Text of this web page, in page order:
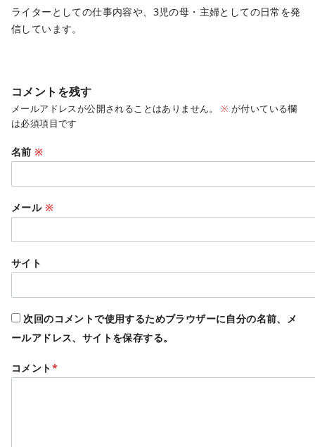
ライターとしての仕事内容や、3児の母・主婦としての日常を発
信しています。
コメントを残す
メールアドレスが公開されることはありません。 ※ が付いている欄
は必須項目です
名前※
メール ※
サイト
次回のコメントで使用するためブラウザーに自分の名前、メ
ールアドレス、サイトを保存する。
コメント*